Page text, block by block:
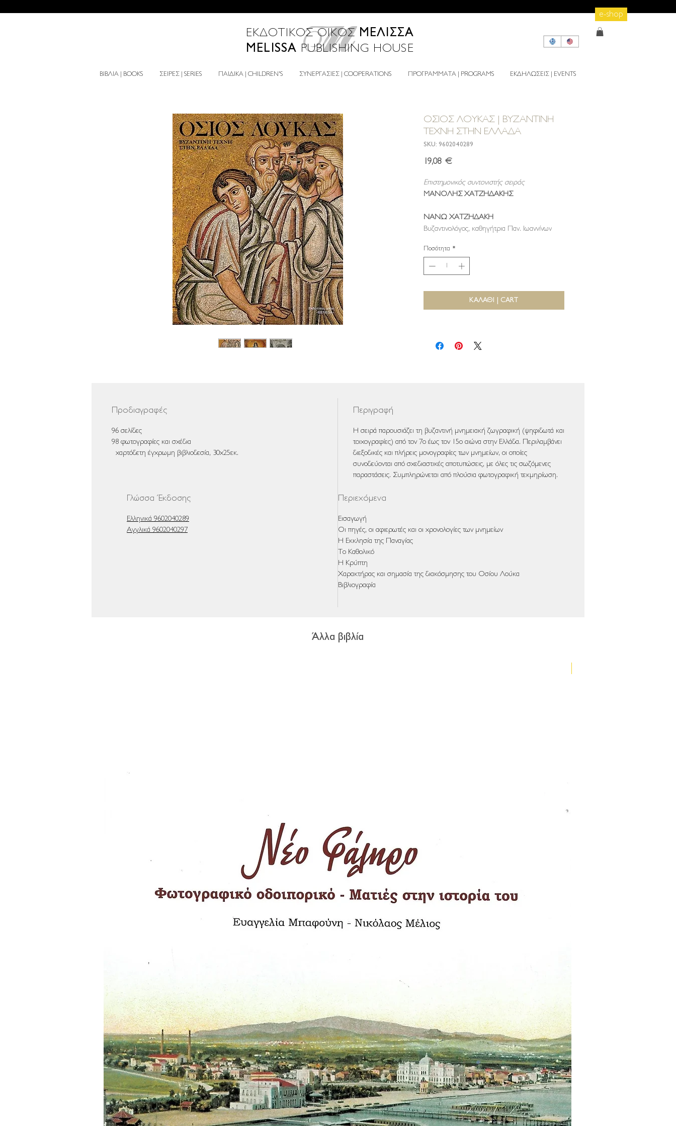
e-shop
ΕΚΔΟΤΙΚΟΣ ΟΙΚΟΣ ΜΕΛΙΣΣΑ
MELISSA PUBLISHING HOUSE
ΒΙΒΛΙΑ | BOOKS ΣΕΙΡΕΣ | SERIES ΠΑΙΔΙΚΑ | CHILDREN'S ΣΥΝΕΡΓΑΣΙΕΣ | COOPERATIONS ΠΡΟΓΡΑΜΜΑΤΑ | PROGRAMS ΕΚΔΗΛΩΣΕΙΣ | EVENTS
ΟΣΙΟΣ ΛΟΥΚΑΣ | ΒΥΖΑΝΤΙΝΗ
ΤΕΧΝΗ ΣΤΗΝ ΕΛΛΑΔΑ
SKU: 9602040289
19,08 €Τιμή
Επιστημονικός συντονιστής σειράς
ΜΑΝΟΛΗΣ ΧΑΤΖΗΔΑΚΗΣ
ΝΑΝΩ ΧΑΤΖΗΔΑΚΗ
Βυζαντινολόγος, καθηγήτρια Παν. Ιωαννίνων
Ποσότητα *
ΚΑΛΑΘΙ | CART
Προδιαγραφές
96 σελίδες
98 φωτογραφίες και σχέδια
χαρτόδετη έγχρωμη βιβλιοδεσία, 30x25εκ.
Περιγραφή
H σειρά παρουσιάζει τη βυζαντινή μνημειακή ζωγραφική (ψηφιδωτά και
τοιχογραφίες) από τον 7ο έως τον 15ο αιώνα στην Eλλάδα. Περιλαμβάνει
διεξοδικές και πλήρεις μονογραφίες των μνημείων, οι οποίες
συνοδεύονται από σχεδιαστικές αποτυπώσεις, με όλες τις σωζόμενες
παραστάσεις. Συμπληρώνεται από πλούσια φωτογραφική τεκμηρίωση.
Γλώσσα Έκδοσης
Ελληνικά 9602040289
Αγγλικά 9602040297
Περιεχόμενα
Εισαγωγή
Οι πηγές, οι αφιερωτές και οι χρονολογίες των μνημείων
Η Εκκλησία της Παναγίας
Το Καθολικό
Η Κρύπτη
Χαρακτήρας και σημασία της διακόσμησης του Οσίου Λούκα
Βιβλιογραφία
Άλλα βιβλία